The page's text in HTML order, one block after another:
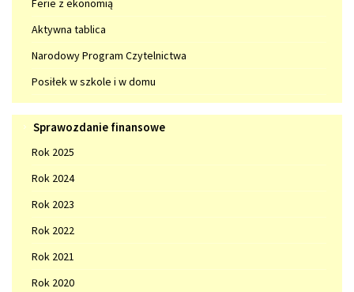
Ferie z ekonomią
Aktywna tablica
Narodowy Program Czytelnictwa
Posiłek w szkole i w domu
Sprawozdanie
finansowe
Sprawozdanie finansowe
Rok 2025
Rok 2024
Rok 2023
Rok 2022
Rok 2021
Rok 2020